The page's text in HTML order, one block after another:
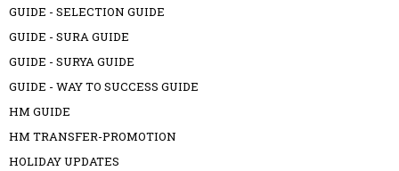
GUIDE - SELECTION GUIDE
GUIDE - SURA GUIDE
GUIDE - SURYA GUIDE
GUIDE - WAY TO SUCCESS GUIDE
HM GUIDE
HM TRANSFER-PROMOTION
HOLIDAY UPDATES